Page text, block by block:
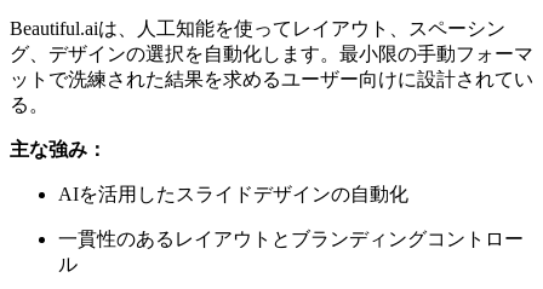
Beautiful.aiは、人工知能を使ってレイアウト、スペーシン
グ、デザインの選択を自動化します。最小限の手動フォーマ
ットで洗練された結果を求めるユーザー向けに設計されてい
る。
主な強み：
AIを活用したスライドデザインの自動化
一貫性のあるレイアウトとブランディングコントロー
ル